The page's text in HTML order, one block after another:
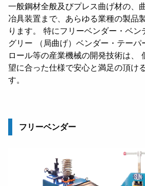
一般鋼材全般及びプレス曲げ材の、
冶具装置まで、あらゆる業種の製品
ります。 特にフリーベンダー・ベ
グリー （局曲げ）ベンダー・テーパ
ロール等の産業機械の開発技術は、
望に合った仕様で安心と満足の頂け
す。
フリーベンダー